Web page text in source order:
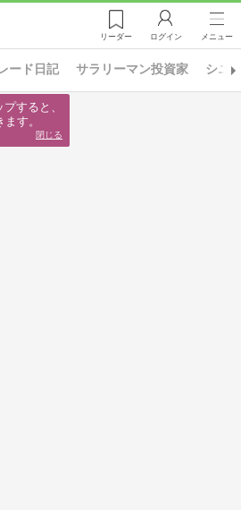
リーダー ログイン メニュー
ード日記 サラリーマン投資家 シニ
すると、
す。
閉じる